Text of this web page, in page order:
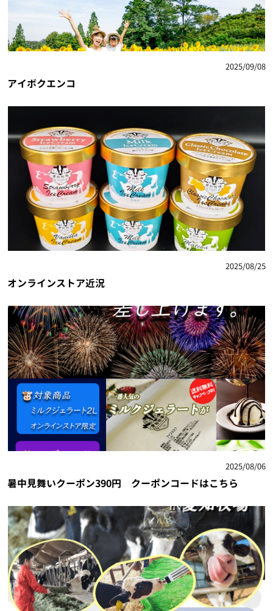
2025/09/08
アイボクエンコ
2025/08/25
オンラインストア近況
2025/08/06
暑中見舞いクーポン390円 クーポンコードはこちら